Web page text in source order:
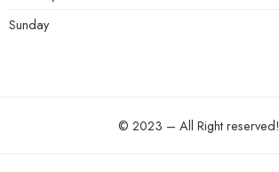
Sunday
© 2023 – All Right reserved!